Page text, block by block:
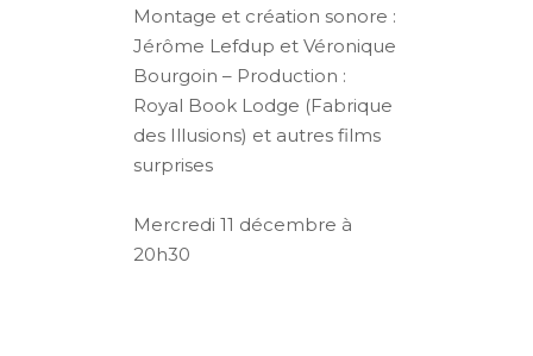
Montage et création sonore :
Jérôme Lefdup et Véronique
Bourgoin – Production :
Royal Book Lodge (Fabrique
des Illusions) et autres films
surprises
Mercredi 11 décembre à
20h30